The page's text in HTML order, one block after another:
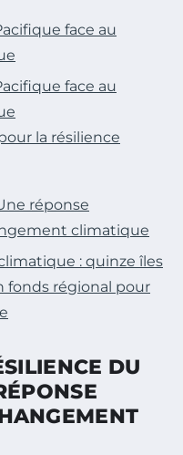
face au
face au
la résilience
réponse
climatique
: quinze îles
fonds régional pour
DU